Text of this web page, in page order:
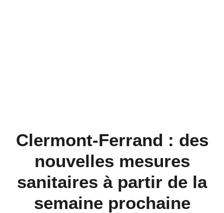
Clermont-Ferrand : des
nouvelles mesures
sanitaires à partir de la
semaine prochaine